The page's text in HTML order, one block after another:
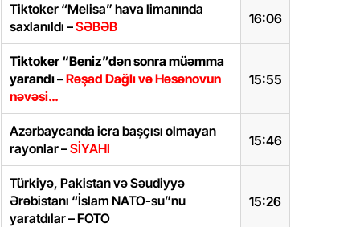
16:06
Tiktoker “Melisa” hava limanında
saxlanıldı –SƏBƏB
15:55
Tiktoker “Beniz”dən sonra müəmma
yarandı –Rəşad Dağlı və Həsənovun
nəvəsi…
15:46
Azərbaycanda icra başçısı olmayan
rayonlar –SİYAHI
15:26
Türkiyə, Pakistan və Səudiyyə
Ərəbistanı “İslam NATO-su”nu
yaratdılar – FOTO